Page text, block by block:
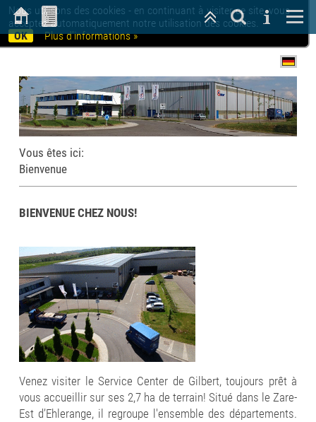
Vous êtes ici:
Bienvenue
BIENVENUE CHEZ NOUS!
Venez visiter le Service Center de Gilbert, toujours prêt à
vous accueillir sur ses 2,7 ha de terrain! Situé dans le Zare-
Est d’Ehlerange, il regroupe l'ensemble des départements.
Nous utilisons des cookies - en continuant à visiter ce site, vous
acceptez automatiquement notre utilisation des cookies.
OK
Plus d'informations »